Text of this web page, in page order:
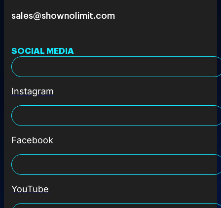
sales@shownolimit.com
SOCIAL MEDIA
Instagram
Facebook
YouTube